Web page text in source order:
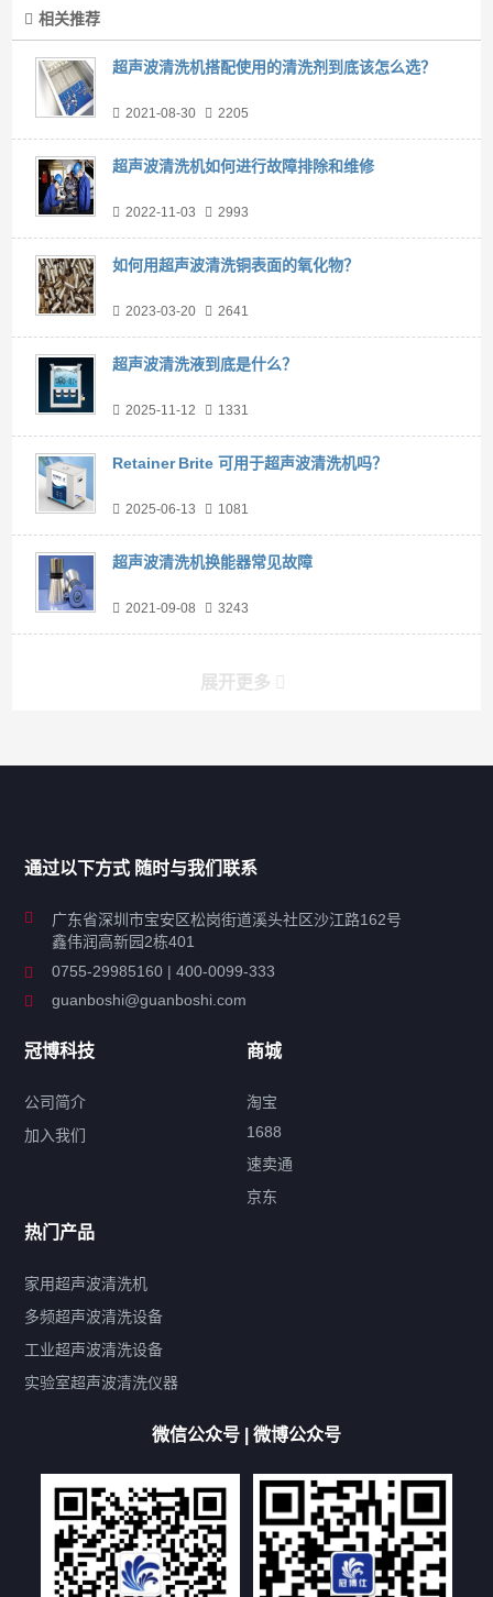
相关推荐
超声波清洗机搭配使用的清洗剂到底该怎么选？
2021-08-30 2205
超声波清洗机如何进行故障排除和维修
2022-11-03 2993
如何用超声波清洗铜表面的氧化物？
2023-03-20 2641
超声波清洗液到底是什么？
2025-11-12 1331
Retainer Brite 可用于超声波清洗机吗？
2025-06-13 1081
超声波清洗机换能器常见故障
2021-09-08 3243
展开更多
工业超声波清洗设备
特种超声波洗净产品
超声波配件
产品标签
鼓泡 升降 抛动
带加热
功率可调
双波脱气
机械旋钮系列
厨具清洗机
超声波振板
高尔夫球杆清洗机
大型单槽带过滤系列
全自动/半自动系列
客户定制非标机参考
双槽三槽四槽五槽多槽系列
轮胎清洗机
多频 扫频
通过以下方式 随时与我们联系
广东省深圳市宝安区松岗街道溪头社区沙江路162号
鑫伟润高新园2栋401
0755-29985160 | 400-0099-333
guanboshi@guanboshi.com
冠博科技
公司简介
加入我们
商城
淘宝
1688
速卖通
京东
热门产品
家用超声波清洗机
多频超声波清洗设备
工业超声波清洗设备
实验室超声波清洗仪器
微信公众号 | 微博公众号